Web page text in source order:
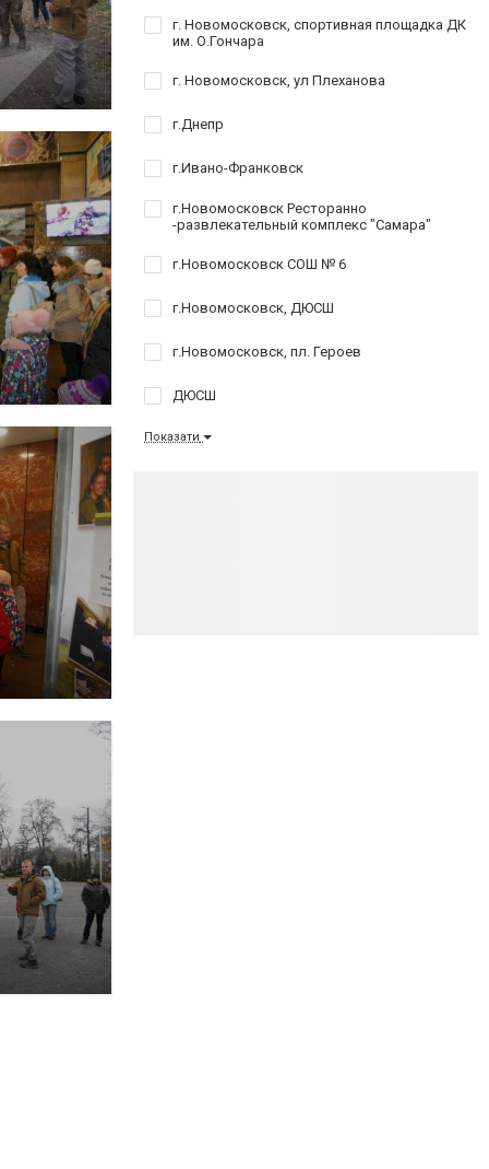
г. Новомосковск, спортивная площадка ДК
им. О.Гончара
г. Новомосковск, ул Плеханова
г.Днепр
г.Ивано-Франковск
г.Новомосковск Ресторанно
-развлекательный комплекс "Самара"
г.Новомосковск СОШ № 6
г.Новомосковск, ДЮСШ
г.Новомосковск, пл. Героев
ДЮСШ
Показати